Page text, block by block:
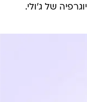
של ג'ולי.